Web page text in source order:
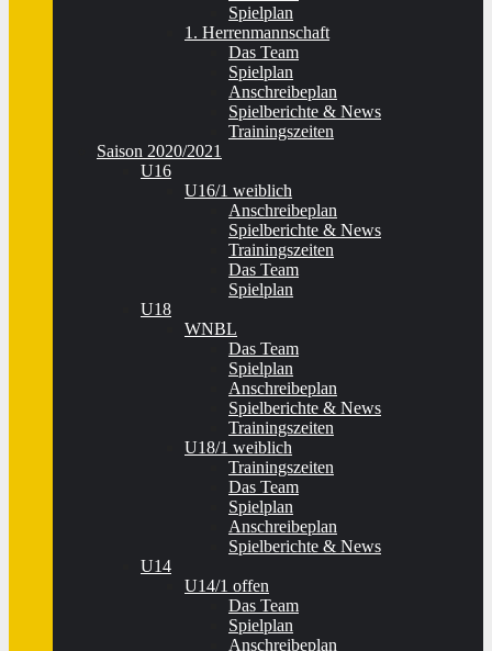
Spielplan
1. Herrenmannschaft
Das Team
Spielplan
Anschreibeplan
Spielberichte & News
Trainingszeiten
Saison 2020/2021
U16
U16/1 weiblich
Anschreibeplan
Spielberichte & News
Trainingszeiten
Das Team
Spielplan
U18
WNBL
Das Team
Spielplan
Anschreibeplan
Spielberichte & News
Trainingszeiten
U18/1 weiblich
Trainingszeiten
Das Team
Spielplan
Anschreibeplan
Spielberichte & News
U14
U14/1 offen
Das Team
Spielplan
Anschreibeplan